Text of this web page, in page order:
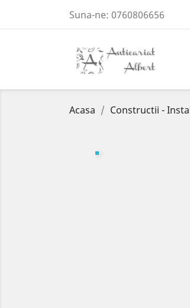
Suna-ne: 0760806656
Acasa Constructii -